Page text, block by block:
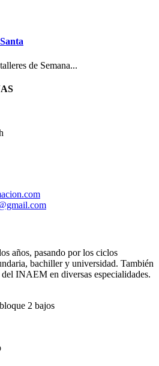
de Semana...
años, pasando por los ciclos
bachiller y universidad. También
INAEM en diversas especialidades.
2 bajos